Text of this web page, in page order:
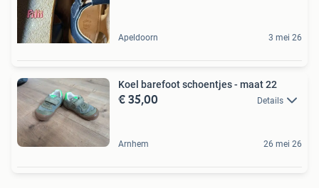
Apeldoorn 3 mei 26
Koel barefoot schoentjes - maat 22
€ 35,00 Details
Arnhem 26 mei 26